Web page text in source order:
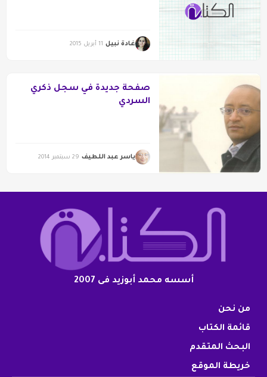
غادة نبيل 11 أبريل 2015
صفحة جديدة في سجل ذكري
السردي
ياسر عبد اللطيف 29 سبتمبر 2014
أسسه محمد أبوزيد فى 2007
من نحن
قائمة الكتاب
البحث المتقدم
خريطة الموقع